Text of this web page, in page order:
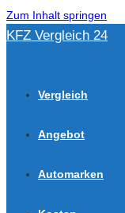
Zum Inhalt springen
KFZ Vergleich 24
Vergleich
Angebot
Automarken